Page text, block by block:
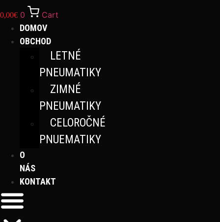
0,00€ 0 Cart
DOMOV
OBCHOD
LETNÉ
PNEUMATIKY
ZIMNÉ
PNEUMATIKY
CELOROČNÉ
PNUEMATIKY
O
NÁS
KONTAKT